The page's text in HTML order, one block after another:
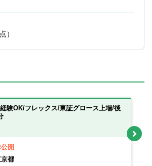
）
経験OK/フレックス/東証グロース上場/後
開
都